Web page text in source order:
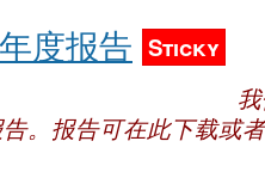
度报告 Sticky
。报告可在此下载或